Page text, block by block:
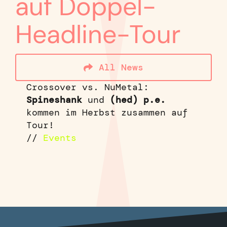
Headline-Tour
All News
Crossover vs. NuMetal:
Spineshank und (hed) p.e.
kommen im Herbst zusammen auf
Tour!
// Events